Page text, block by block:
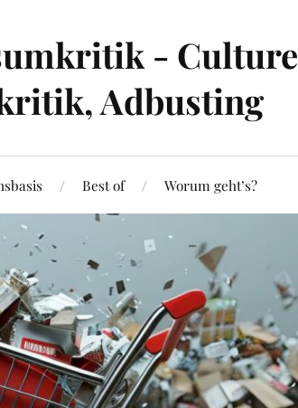
- Culture
Adbusting
Best of Worum geht’s?